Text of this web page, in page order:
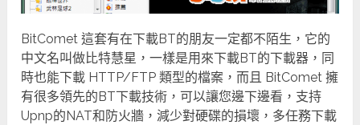
BitComet 這套有在下載BT的朋友一定都不陌生，它的
中文名叫做比特慧星，一樣是用來下載BT的下載器，同
時也能下載 HTTP/FTP 類型的檔案，而且 BitComet 擁
有很多領先的BT下載技術，可以讓您邊下邊看，支持
Upnp的NAT和防火牆，減少對硬碟的損壞，多任務下載